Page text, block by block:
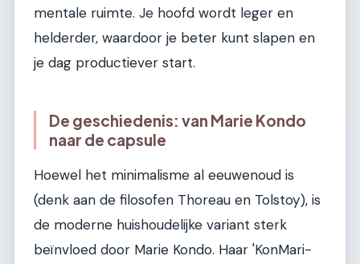
mentale ruimte. Je hoofd wordt leger en
helderder, waardoor je beter kunt slapen en
je dag productiever start.
De geschiedenis: van Marie Kondo
naar de capsule
Hoewel het minimalisme al eeuwenoud is
(denk aan de filosofen Thoreau en Tolstoy), is
de moderne huishoudelijke variant sterk
beïnvloed door Marie Kondo. Haar 'KonMari-